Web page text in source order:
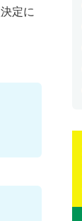
定に